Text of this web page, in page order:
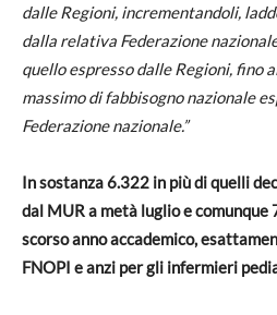
dalle Regioni, incrementandoli,
dalla relativa Federazione
quello espresso dalle Regioni, fino
massimo di fabbisogno nazionale
Federazione nazionale.”
In sostanza 6.322 in più di quelli
dal MUR a metà luglio e
scorso anno accademico,
FNOPI e anzi per gli infermieri